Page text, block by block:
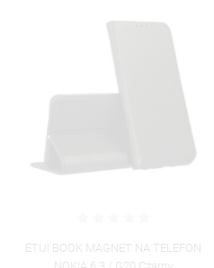
ETUI BOOK MAGNET NA TELEFON
UTWÓRZ LISTĘ ŻYCZEŃ